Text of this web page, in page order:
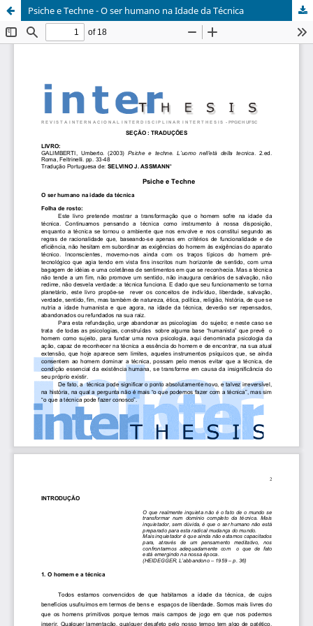
Psiche e Techne - O ser humano na Idade da Técnica